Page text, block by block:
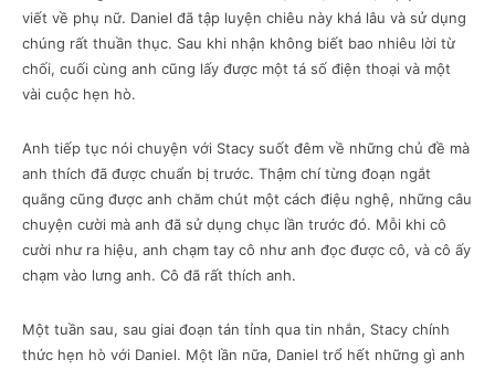
viết về phụ nữ. Daniel đã tập luyện chiêu này khá lâu và sử dụng
chúng rất thuần thục. Sau khi nhận không biết bao nhiêu lời từ
chối, cuối cùng anh cũng lấy được một tá số điện thoại và một
vài cuộc hẹn hò.
Anh tiếp tục nói chuyện với Stacy suốt đêm về những chủ đề mà
anh thích đã được chuẩn bị trước. Thậm chí từng đoạn ngắt
quãng cũng được anh chăm chút một cách điệu nghệ, những câu
chuyện cười mà anh đã sử dụng chục lần trước đó. Mỗi khi cô
cười như ra hiệu, anh chạm tay cô như anh đọc được cô, và cô ấy
chạm vào lưng anh. Cô đã rất thích anh.
Một tuần sau, sau giai đoạn tán tỉnh qua tin nhắn, Stacy chính
thức hẹn hò với Daniel. Một lần nữa, Daniel trổ hết những gì anh